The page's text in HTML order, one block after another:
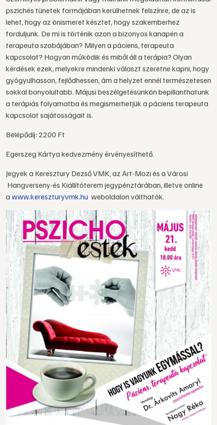
pszichés tünetek formájában kerülhetnek felszínre, de az is
lehet, hogy az önismeret késztet, hogy szakemberhez
forduljunk. De mi is történik azon a bizonyos kanapén a
terapeuta szobájában? Milyen a páciens, terapeuta
kapcsolat? Hogyan működik és miből áll a terápia? Olyan
kérdések ezek, melyekre mindenki választ szeretne kapni, hogy
gyógyulhasson, fejlődhessen, ám a helyzet ennél természetesen
sokkal bonyolultabb. Májusi beszélgetésünkön bepillanthatunk
a terápiás folyamatba és megismerhetjük a páciens terapeuta
kapcsolat sajátosságait is.
Belépődíj: 2200 Ft
Egerszeg Kártya kedvezmény érvényesíthető.
Jegyek a Keresztury Dezső VMK, az Art-Mozi és a Városi
Hangverseny-és Kiállítóterem jegypénztárában, illetve online
awww.kereszturyvmk.hu weboldalon válthatók.